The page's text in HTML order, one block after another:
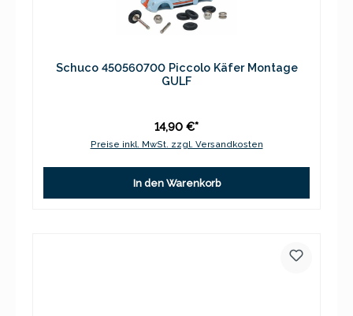
Schuco 450560700 Piccolo Käfer Montage
GULF
14,90 €*
Preise inkl. MwSt. zzgl. Versandkosten
In den Warenkorb